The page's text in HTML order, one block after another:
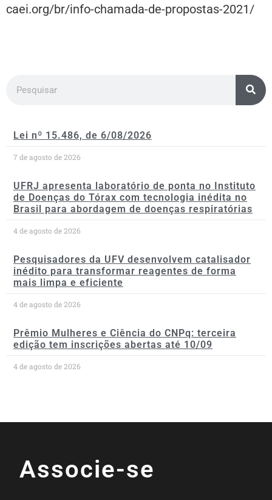
caei.org/br/info-chamada-de-propostas-2021/
Lei nº 15.486, de 6/08/2026
7 de agosto de 2026
UFRJ apresenta laboratório de ponta no Instituto
de Doenças do Tórax com tecnologia inédita no
Brasil para abordagem de doenças respiratórias
4 de agosto de 2026
Pesquisadores da UFV desenvolvem catalisador
inédito para transformar reagentes de forma
mais limpa e eficiente
4 de agosto de 2026
Prêmio Mulheres e Ciência do CNPq: terceira
edição tem inscrições abertas até 10/09
4 de agosto de 2026
Associe-se